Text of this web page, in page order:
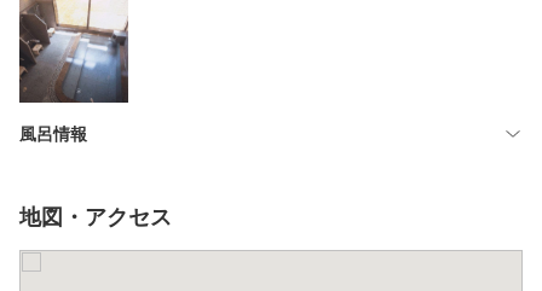
風呂情報
地図・アクセス